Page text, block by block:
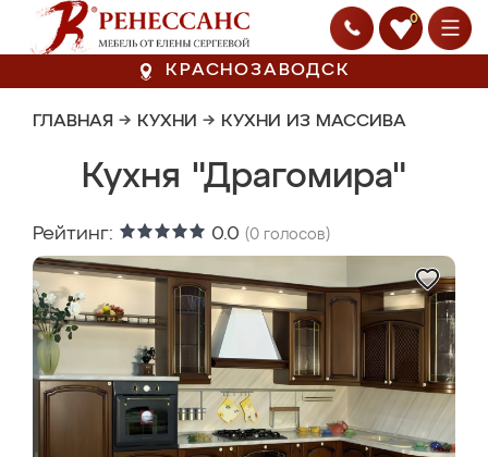
0
КРАСНОЗАВОДСК
ГЛАВНАЯ → КУХНИ → КУХНИ ИЗ МАССИВА
Кухня "Драгомира"
Рейтинг: 0.0 (0 голосов)